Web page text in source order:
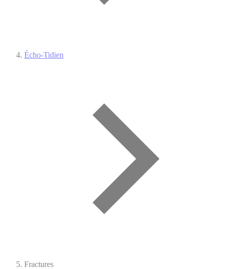
Écho-Tidien
Fractures